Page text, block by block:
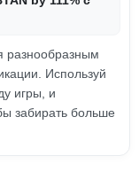
разнообразным
Используй
игры, и
забирать больше